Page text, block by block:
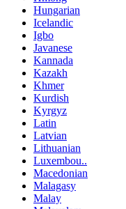
Hungarian
Icelandic
Igbo
Javanese
Kannada
Kazakh
Khmer
Kurdish
Kyrgyz
Latin
Latvian
Lithuanian
Luxembou..
Macedonian
Malagasy
Malay